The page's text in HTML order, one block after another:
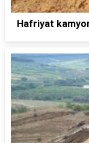
Hafriyat